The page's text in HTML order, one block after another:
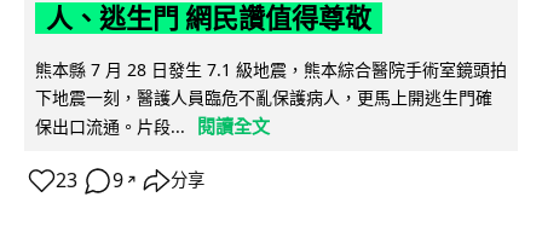
人、逃生門 網民讚值得尊敬
熊本縣 7 月 28 日發生 7.1 級地震，熊本綜合醫院手術室鏡頭拍
下地震一刻，醫護人員臨危不亂保護病人，更馬上開逃生門確
保出口流通。片段...
閱讀全文
23 9 ↗ 分享